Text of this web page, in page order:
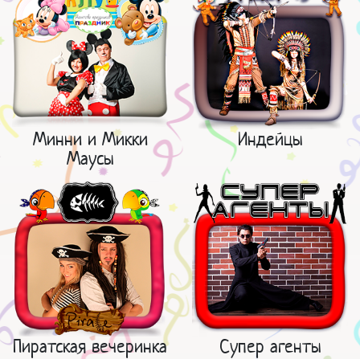
Минни и Микки
Маусы
Индейцы
Пиратская вечеринка Супер агенты